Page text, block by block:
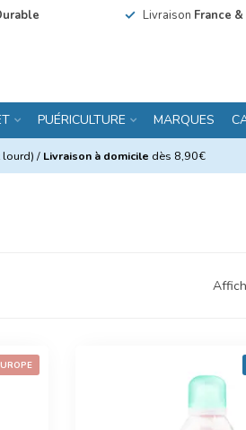
Livraison France
PUÉRICULTURE MARQUES
lourd) / Livraison à domicile dès 8,90€